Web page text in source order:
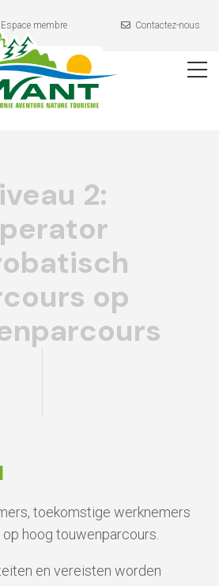
Espace membre Contactez-nous
2:
op
toekomstige werknemers
hoog touwenparcours.
en vereisten worden